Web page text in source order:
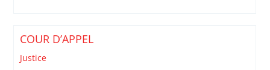
COUR D’APPEL
Justice